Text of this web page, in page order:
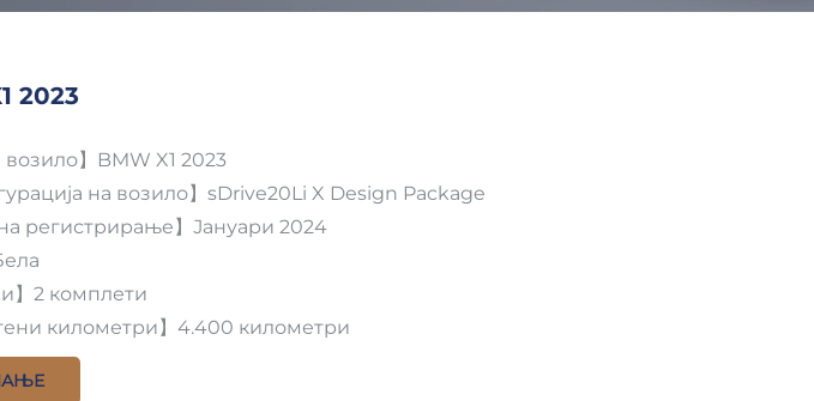
2023
возило】BMW X1 2023
на возило】sDrive20Li X Design Package
регистрирање】Јануари 2024
】2 комплети
километри】4.400 километри